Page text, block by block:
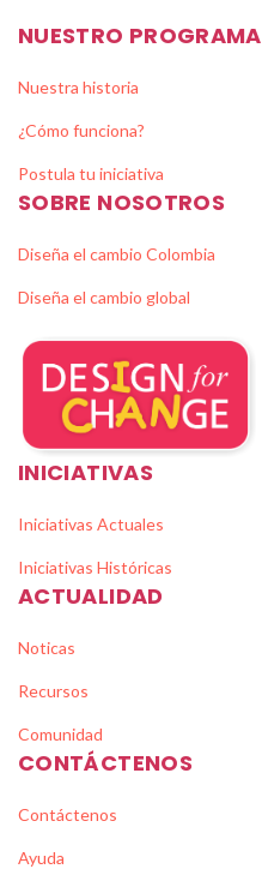
NUESTRO PROGRAMA
Nuestra historia
¿Cómo funciona?
Postula tu iniciativa
SOBRE NOSOTROS
Diseña el cambio Colombia
Diseña el cambio global
INICIATIVAS
Iniciativas Actuales
Iniciativas Históricas
ACTUALIDAD
Noticas
Recursos
Comunidad
CONTÁCTENOS
Contáctenos
Ayuda